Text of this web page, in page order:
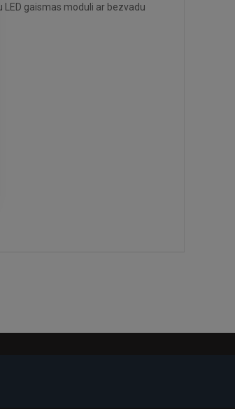
gaismas moduli ar bezvadu